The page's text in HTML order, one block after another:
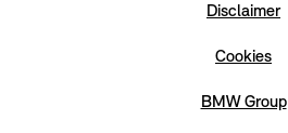
Disclaimer
Cookies
BMW Group